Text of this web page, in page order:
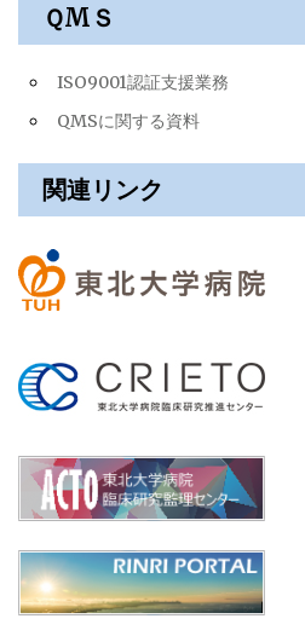
ＱМＳ
ISO9001認証支援業務
QMSに関する資料
関連リンク